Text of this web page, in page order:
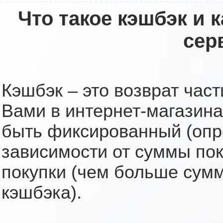
Что такое кэшбэк и
Кэшбэк – это возврат
Вами в интернет-
быть фиксированный
зависимости от суммы
покупки (чем больше
кэшбэка).